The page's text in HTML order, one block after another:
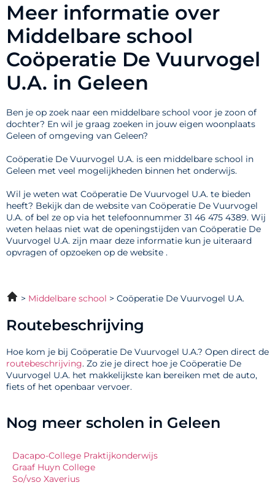
Meer informatie over
Middelbare school
Coöperatie De Vuurvogel
U.A. in Geleen
Ben je op zoek naar een middelbare school voor je zoon of
dochter? En wil je graag zoeken in jouw eigen woonplaats
Geleen of omgeving van Geleen?
Coöperatie De Vuurvogel U.A. is een middelbare school in
Geleen met veel mogelijkheden binnen het onderwijs.
Wil je weten wat Coöperatie De Vuurvogel U.A. te bieden
heeft? Bekijk dan de website van Coöperatie De Vuurvogel
U.A. of bel ze op via het telefoonnummer 31 46 475 4389. Wij
weten helaas niet wat de openingstijden van Coöperatie De
Vuurvogel U.A. zijn maar deze informatie kun je uiteraard
opvragen of opzoeken op de website .
Middelbare school Coöperatie De Vuurvogel U.A.
Routebeschrijving
Hoe kom je bij Coöperatie De Vuurvogel U.A.? Open direct de
routebeschrijving. Zo zie je direct hoe je Coöperatie De
Vuurvogel U.A. het makkelijkste kan bereiken met de auto,
fiets of het openbaar vervoer.
Nog meer scholen in Geleen
Dacapo-College Praktijkonderwijs
Graaf Huyn College
So/vso Xaverius